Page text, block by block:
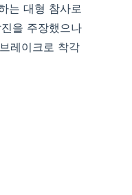
는 대형 참사로
을 주장했으나
레이크로 착각